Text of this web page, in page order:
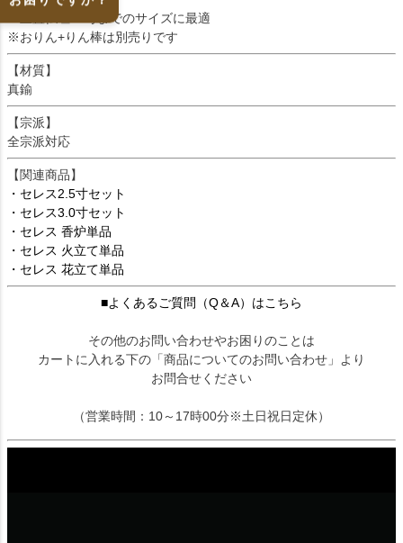
※上置仏壇20号までのサイズに最適
※おりん+りん棒は別売りです
【材質】
真鍮
【宗派】
全宗派対応
【関連商品】
・セレス2.5寸セット
・セレス3.0寸セット
・セレス 香炉単品
・セレス 火立て単品
・セレス 花立て単品
■よくあるご質問（Q＆A）はこちら
その他のお問い合わせやお困りのことは
カートに入れる下の「商品についてのお問い合わせ」より
お問合せください
（営業時間：10～17時00分※土日祝日定休）